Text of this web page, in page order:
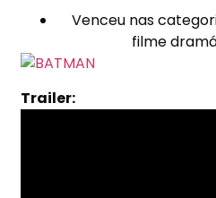
Venceu nas
filme
Trailer: